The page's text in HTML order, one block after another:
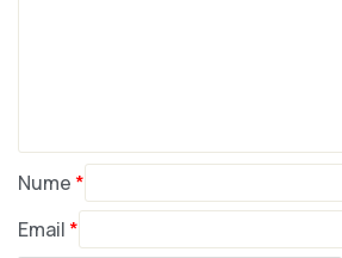
Nume *
Email *